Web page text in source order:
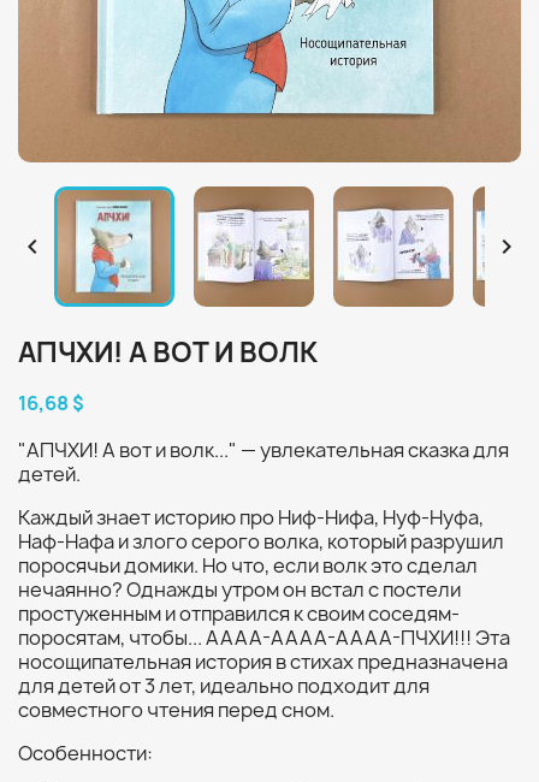
 
АПЧХИ! А ВОТ И ВОЛК
16,68 $
"АПЧХИ! А вот и волк..." — увлекательная сказка для
детей.
Каждый знает историю про Ниф-Нифа, Нуф-Нуфа,
Наф-Нафа и злого серого волка, который разрушил
поросячьи домики. Но что, если волк это сделал
нечаянно? Однажды утром он встал с постели
простуженным и отправился к своим соседям-
поросятам, чтобы... АААА-АААА-АААА-ПЧХИ!!! Эта
носощипательная история в стихах предназначена
для детей от 3 лет, идеально подходит для
совместного чтения перед сном.
Особенности: